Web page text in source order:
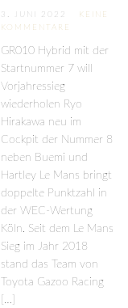
3. JUNI 2022
KEINE
KOMMENTARE
GR010 Hybrid mit der
Startnummer 7 will
Vorjahressieg
wiederholen Ryo
Hirakawa neu im
Cockpit der Nummer 8
neben Buemi und
Hartley Le Mans bringt
doppelte Punktzahl in
der WEC-Wertung
Köln. Seit dem Le Mans
Sieg im Jahr 2018
stand das Team von
Toyota Gazoo Racing